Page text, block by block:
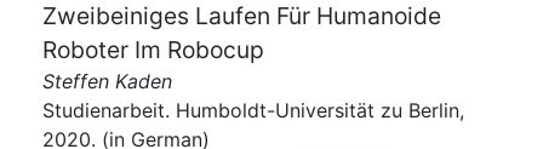
Zweibeiniges Laufen Für Humanoide
Roboter Im Robocup
Steffen Kaden
Studienarbeit. Humboldt-Universität zu Berlin,
2020. (in German)